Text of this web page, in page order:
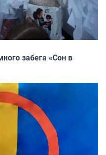
забега «Сон в